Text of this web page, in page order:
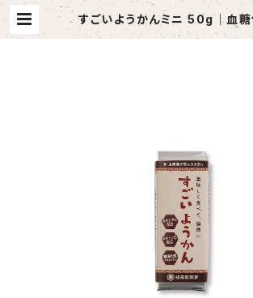
すごいようかんミニ 50g｜血糖
が気になる方に｜難消化性デキ